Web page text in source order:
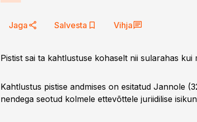
Jaga Salvesta Vihja
Pistist sai ta kahtlustuse kohaselt nii sularahas
Kahtlustus pistise andmises on esitatud Jannole
nendega seotud kolmele ettevõttele juriidilise